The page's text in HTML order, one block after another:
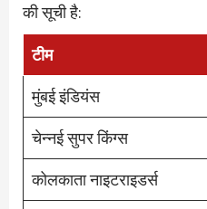
की सूची है:
टीम
मुंबई इंडियंस
चेन्नई सुपर किंग्स
कोलकाता नाइटराइडर्स